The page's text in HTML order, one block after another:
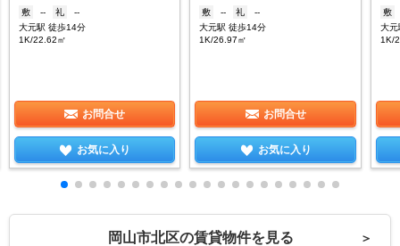
敷 -- 礼
--
大元駅 徒歩14分
1K/22.62㎡
お問合せ
お気に入り
敷 -- 礼
--
大元駅 徒歩14分
1K/26.97㎡
お問合せ
お気に入り
敷
大
1K/
岡山市北区の賃貸物件を見る ＞